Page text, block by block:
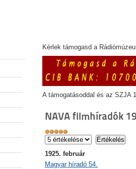
Kérlek támogasd a
A támogatásoddal és az SZJA
NAVA filmhíradók
1925. február
Magyar híradó 54.